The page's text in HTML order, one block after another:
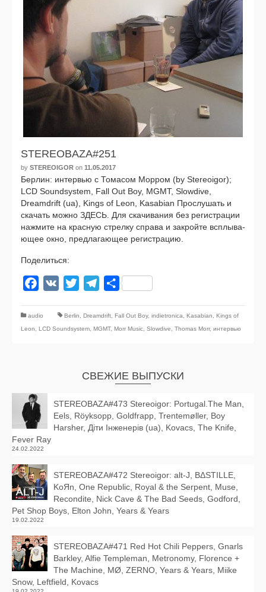
STEREOBAZA#251
by STEREOIGOR on 11.05.2017
Берлин: интер­вью с Томасом Морром (by Stereoigor);
LCD Soundsystem, Fall Out Boy, MGMT, Slowdive,
Dreamdrift (ua), Kings of Leon, Kasabian Прослушать и
ска­чать мож­но ЗДЕСЬ. Для ска­чи­ва­ния без реги­стра­ции
нажми­те на крас­ную стрел­ку спра­ва и закрой­те всплы­ва­
ю­щее окно, пред­ла­га­ю­щее реги­стра­цию.
Поделиться:
Facebook
VK Twitter TelegramОтправить
audio Berlin Dreamdrift Fall Out Boy, indietronica Kasabian
Kings of
Leon
LCD Soundsystem MGMT, Morr Music Slowdive Thomas Morr, интервью
СВЕЖИЕ ВЫПУСКИ
STEREOBAZA#473 Stereoigor: Portugal.The Man,
Eels, Röyksopp, Goldfrapp, Trentemøller, Boy
Harsher, Діти Інженерів (ua), Kovacs, The Knife,
Fever Ray
24.02.2022
STEREOBAZA#472 Stereoigor: alt‑J, BΔSTILLE,
KoЯn, One Republic, Royal & the Serpent, Muse,
Recondite, Nick Cave & The Bad Seeds, Godford,
Pet Shop Boys, Elton John, Years & Years
19.02.2022
STEREOBAZA#471 Red Hot Chili Peppers, Gnarls
Barkley, Alfie Templeman, Metronomy, Florence +
The Machine, MØ, ZERNO, Years & Years, Miike
Snow, Leftfield, Kovacs